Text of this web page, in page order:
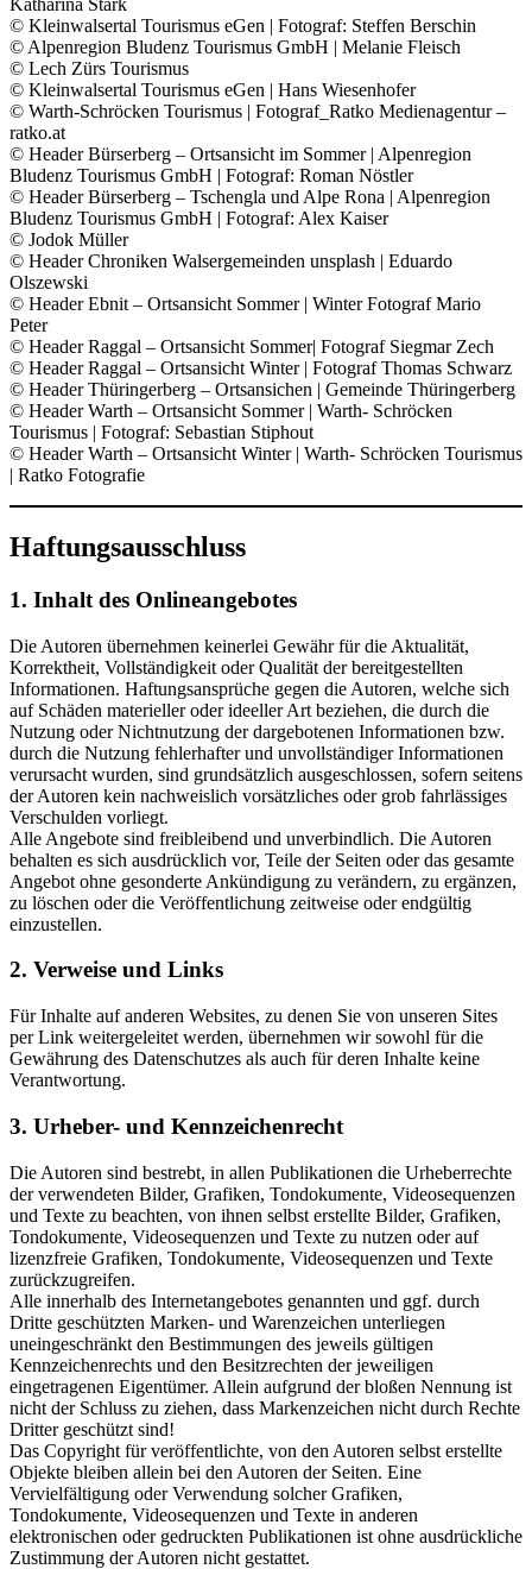
Katharina Stark
© Kleinwalsertal Tourismus eGen | Fotograf: Steffen Berschin
© Alpenregion Bludenz Tourismus GmbH | Melanie Fleisch
© Lech Zürs Tourismus
© Kleinwalsertal Tourismus eGen | Hans Wiesenhofer
© Warth-Schröcken Tourismus | Fotograf_Ratko Medienagentur –
ratko.at
© Header Bürserberg – Ortsansicht im Sommer | Alpenregion
Bludenz Tourismus GmbH | Fotograf: Roman Nöstler
© Header Bürserberg – Tschengla und Alpe Rona | Alpenregion
Bludenz Tourismus GmbH | Fotograf: Alex Kaiser
© Jodok Müller
© Header Chroniken Walsergemeinden unsplash | Eduardo
Olszewski
© Header Ebnit – Ortsansicht Sommer | Winter Fotograf Mario
Peter
© Header Raggal – Ortsansicht Sommer| Fotograf Siegmar Zech
© Header Raggal – Ortsansicht Winter | Fotograf Thomas Schwarz
© Header Thüringerberg – Ortsansichen | Gemeinde Thüringerberg
© Header Warth – Ortsansicht Sommer | Warth- Schröcken
Tourismus | Fotograf: Sebastian Stiphout
© Header Warth – Ortsansicht Winter | Warth- Schröcken Tourismus
| Ratko Fotografie
Haftungsausschluss
1. Inhalt des Onlineangebotes
Die Autoren übernehmen keinerlei Gewähr für die Aktualität,
Korrektheit, Vollständigkeit oder Qualität der bereitgestellten
Informationen. Haftungsansprüche gegen die Autoren, welche sich
auf Schäden materieller oder ideeller Art beziehen, die durch die
Nutzung oder Nichtnutzung der dargebotenen Informationen bzw.
durch die Nutzung fehlerhafter und unvollständiger Informationen
verursacht wurden, sind grundsätzlich ausgeschlossen, sofern seitens
der Autoren kein nachweislich vorsätzliches oder grob fahrlässiges
Verschulden vorliegt.
Alle Angebote sind freibleibend und unverbindlich. Die Autoren
behalten es sich ausdrücklich vor, Teile der Seiten oder das gesamte
Angebot ohne gesonderte Ankündigung zu verändern, zu ergänzen,
zu löschen oder die Veröffentlichung zeitweise oder endgültig
einzustellen.
2. Verweise und Links
Für Inhalte auf anderen Websites, zu denen Sie von unseren Sites
per Link weitergeleitet werden, übernehmen wir sowohl für die
Gewährung des Datenschutzes als auch für deren Inhalte keine
Verantwortung.
3. Urheber- und Kennzeichenrecht
Die Autoren sind bestrebt, in allen Publikationen die Urheberrechte
der verwendeten Bilder, Grafiken, Tondokumente, Videosequenzen
und Texte zu beachten, von ihnen selbst erstellte Bilder, Grafiken,
Tondokumente, Videosequenzen und Texte zu nutzen oder auf
lizenzfreie Grafiken, Tondokumente, Videosequenzen und Texte
zurückzugreifen.
Alle innerhalb des Internetangebotes genannten und ggf. durch
Dritte geschützten Marken- und Warenzeichen unterliegen
uneingeschränkt den Bestimmungen des jeweils gültigen
Kennzeichenrechts und den Besitzrechten der jeweiligen
eingetragenen Eigentümer. Allein aufgrund der bloßen Nennung ist
nicht der Schluss zu ziehen, dass Markenzeichen nicht durch Rechte
Dritter geschützt sind!
Das Copyright für veröffentlichte, von den Autoren selbst erstellte
Objekte bleiben allein bei den Autoren der Seiten. Eine
Vervielfältigung oder Verwendung solcher Grafiken,
Tondokumente, Videosequenzen und Texte in anderen
elektronischen oder gedruckten Publikationen ist ohne ausdrückliche
Zustimmung der Autoren nicht gestattet.